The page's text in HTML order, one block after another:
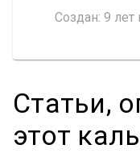
Создан: 9 лет
Статьи,
этот